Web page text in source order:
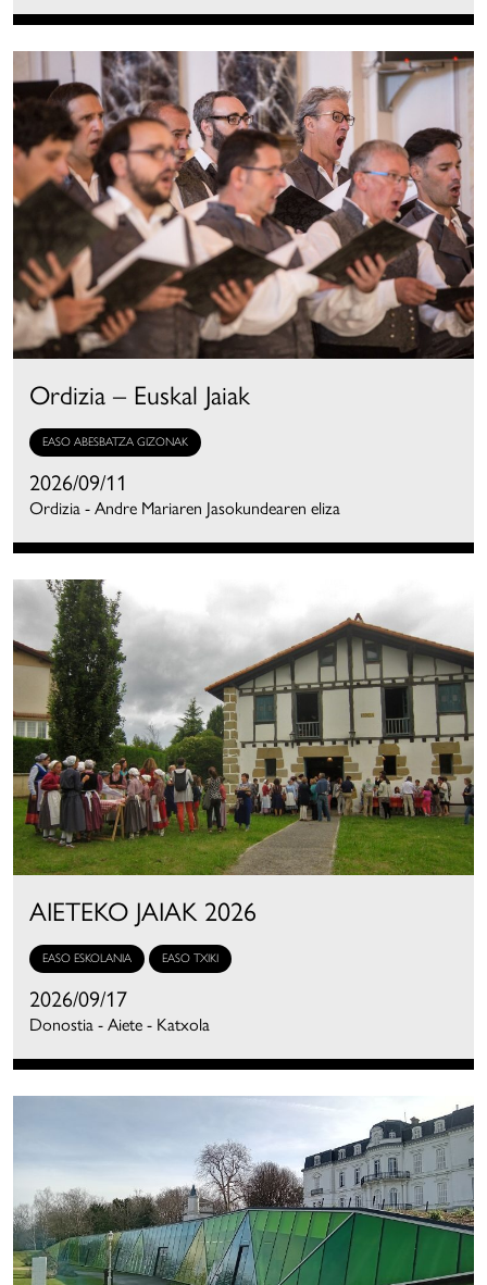
Ordizia – Euskal Jaiak
EASO ABESBATZA GIZONAK
2026/09/11
Ordizia - Andre Mariaren Jasokundearen eliza
AIETEKO JAIAK 2026
EASO ESKOLANIA EASO TXIKI
2026/09/17
Donostia - Aiete - Katxola